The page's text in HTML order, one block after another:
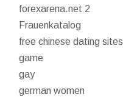
forexarena.net 2
Frauenkatalog
free chinese dating sites
game
gay
german women